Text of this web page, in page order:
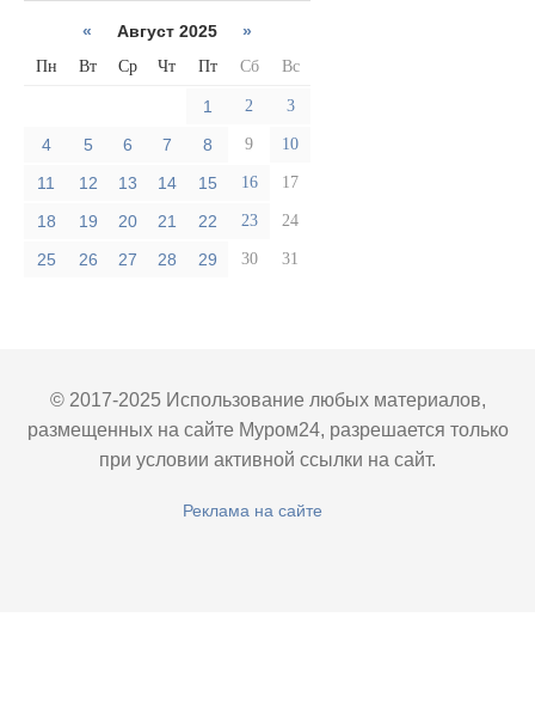
« Август 2025 »
Пн Вт Ср Чт Пт Сб Вс
1 2 3
4 5 6 7 8 9 10
11 12 13 14 15 16 17
18 19 20 21 22 23 24
25 26 27 28 29 30 31
© 2017-2025 Использование любых материалов,
размещенных на сайте Муром24, разрешается только
при условии активной ссылки на сайт.
Реклама на сайте